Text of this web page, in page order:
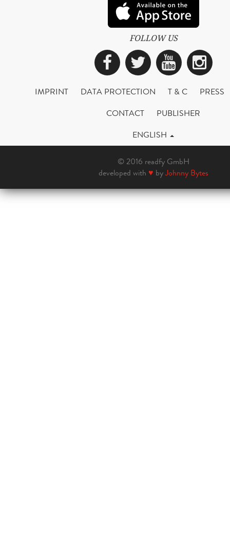
FOLLOW US
Facebook
Twitter
IMPRINT DATA PROTECTION T & C
PRESS
CONTACT
PUBLISHER
ENGLISH
© 2016 readfy GmbH
developed with ♥ byJohnny Bytes